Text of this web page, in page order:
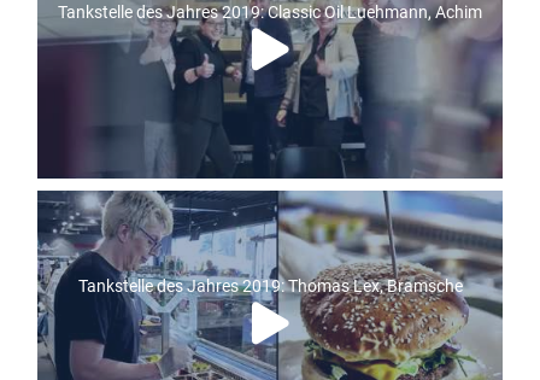
Tankstelle des Jahres 2019: Classic Oil Luehmann, Achim
Tankstelle des Jahres 2019: Thomas Lex, Bramsche